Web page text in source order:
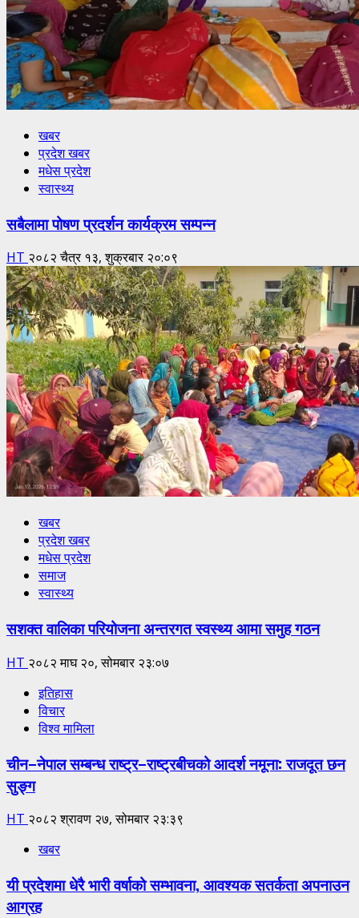
खबर
प्रदेश खबर
मधेस प्रदेश
स्वास्थ्य
सबैलामा पोषण प्रदर्शन कार्यक्रम सम्पन्न
HT २०८२ चैत्र १३, शुक्रबार २०:०९
खबर
प्रदेश खबर
मधेस प्रदेश
समाज
स्वास्थ्य
सशक्त वालिका परियोजना अन्तरगत स्वस्थ्य आमा समुह गठन
HT २०८२ माघ २०, सोमबार २३:०७
इतिहास
विचार
विश्व मामिला
चीन–नेपाल सम्बन्ध राष्ट्र–राष्ट्रबीचको आदर्श नमूना: राजदूत छन
सुङ्ग
HT २०८२ श्रावण २७, सोमबार २३:३९
खबर
यी प्रदेशमा धेरै भारी वर्षाको सम्भावना, आवश्यक सतर्कता अपनाउन
आग्रह